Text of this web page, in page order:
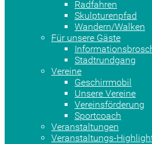
Radfahren
Skulpturenpfad
Wandern/Walken
Für unsere Gäste
Stadtrundgang
Vereine
Geschirrmobil
Unsere Vereine
Vereinsförderung
Sportcoach
Veranstaltungen
Veranstaltungs-